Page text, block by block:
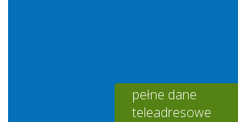
pełne dane
teleadresowe